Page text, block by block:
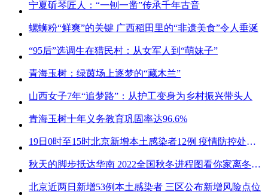
宁夏斫琴匠人：“一刨一凿”传承千年古音
螺蛳粉“鲜爽”的关键 广西稻田里的“非遗美食”令人垂涎
“95后”选调生在猎民村：从女军人到“萌妹子”
青海玉树：绿茵场上逐梦的“藏木兰”
山西女子7年“追梦路”：从护工变身为乡村振兴带头人
青海玉树十年义务教育巩固率达96.6%
19日0时至15时北京新增本土感染者12例 疫情防控处关键时刻
秋天的脚步抵达华南 2022全国秋冬进程图看你家离冬天有多远
北京近两日新增53例本土感染者 三区公布新增风险点位